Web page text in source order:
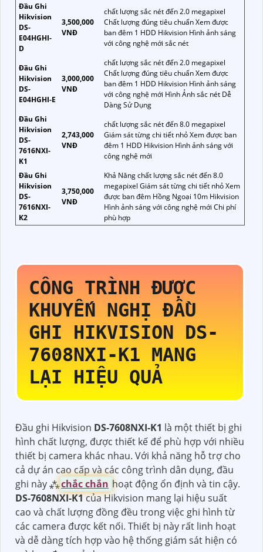
Đầu Ghi
Hikvision
DS-
E04HGHI-
D
3,500,000
VNĐ
chất lượng sắc nét đến 2.0 megapixel
Chất lượng đúng tiêu chuẩn Xem được
ban đêm 1 HDD Hikvision Hình ảnh sáng
với công nghệ mới sắc nét
Đầu Ghi
Hikvision
DS-
E04HGHI-E
3,000,000
VNĐ
chất lượng sắc nét đến 2.0 megapixel
Chất lượng đúng tiêu chuẩn Xem được
ban đêm 1 HDD Hikvision Hình ảnh sáng
với công nghệ mới Hình Ảnh sắc nét Dễ
Dàng Sử Dụng
Đầu Ghi
Hikvision
DS-
7616NXI-
K1
2,743,000
VNĐ
chất lượng sắc nét đến 8.0 megapixel
Giám sát từng chi tiết nhỏ Xem được ban
đêm 1 HDD Hikvision Hình ảnh sáng với
công nghệ mới
Đầu Ghi
Hikvision
DS-
7616NXI-
K2
3,750,000
VNĐ
Khả Năng chất lượng sắc nét đến 8.0
megapixel Giám sát từng chi tiết nhỏ Xem
được ban đêm Hồng Ngoại 10m Hikvision
Hình ảnh sáng với công nghệ mới Chi phí
phù hợp
CÔNG TRÌNH ĐƯỢC
KHUYẾN NGHỊ ĐẦU
GHI HIKVISION DS-
7608NXI-K1 MANG
LẠI HIỆU QUẢ
Đầu ghi Hikvision DS-7608NXI-K1 là một thiết bị ghi
hình chất lượng, được thiết kế để phù hợp với nhiều
thiết bị camera khác nhau. Với khả năng hỗ trợ cho
cả dự án cao cấp và các công trình dân dụng, đầu
ghi này ⁂chắc chắn hoạt động ổn định và tin cậy.
DS-7608NXI-K1của Hikvision mang lại hiệu suất
cao và chất lượng đồng đều trong việc ghi hình từ
các camera được kết nối. Thiết bị này rất linh hoạt
và dễ dàng tích hợp vào hệ thống giám sát hiện có